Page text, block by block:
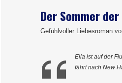
Der Sommer
Gefühlvoller Liebesroman
Ella ist auf der
fährt nach New